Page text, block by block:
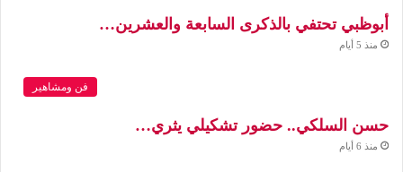
أبوظبي تحتفي بالذكرى السابعة والعشرين…
منذ 5 أيام
فن ومشاهير
حسن السلكي.. حضور تشكيلي يثري…
منذ 6 أيام